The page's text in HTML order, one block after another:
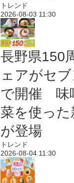
トレンド
2026-08-03 11:30
長野県150
ェアがセ
で開催 味
菜を使っ
が登場
トレンド
2026-08-04 11:30